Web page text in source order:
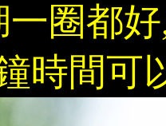
圈都
時間可